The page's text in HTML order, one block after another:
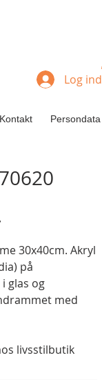
Kontakt Persondata
Log ind
30x40cm. Akryl
på
glas og
med
livsstilbutik